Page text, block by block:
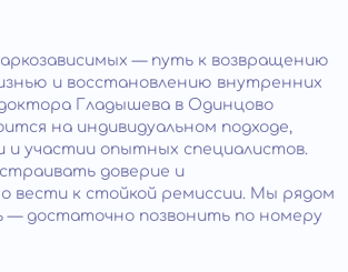
— путь к возвращению
и восстановлению внутренних
Гладышева в Одинцово
на индивидуальном подходе,
и участии опытных специалистов.
доверие и
вести к стойкой ремиссии. Мы рядом
— достаточно позвонить по номеру